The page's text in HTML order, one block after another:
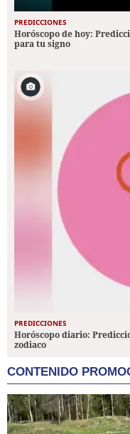
PREDICCIONES
Horóscopo de hoy:
para tu signo
PREDICCIONES
Horóscopo diario:
zodiaco
CONTENIDO